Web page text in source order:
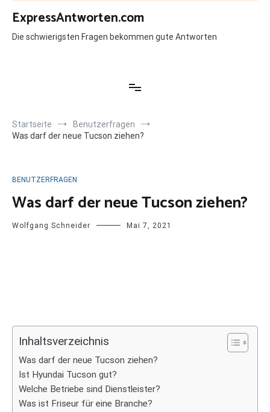
Zum
Inhalt
springen
ExpressAntworten.com
Die schwierigsten Fragen bekommen gute Antworten
Startseite
Benutzerfragen
Was darf der neue Tucson ziehen?
BENUTZERFRAGEN
Was darf der neue Tucson ziehen?
Wolfgang Schneider Mai 7, 2021
Inhaltsverzeichnis
Was darf der neue Tucson ziehen?
Ist Hyundai Tucson gut?
Welche Betriebe sind Dienstleister?
Was ist Friseur für eine Branche?